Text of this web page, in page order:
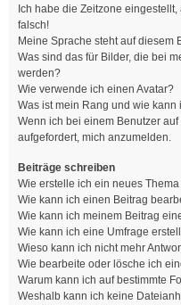
Ich habe die Zeitzone
falsch!
Meine Sprache steht auf diesem
Was sind das für Bilder, die bei
werden?
Wie verwende ich einen Avatar?
Was ist mein Rang und wie kann
Wenn ich bei einem Benutzer
aufgefordert, mich anzumelden.
Beiträge schreiben
Wie erstelle ich ein neues
Wie kann ich einen Beitrag
Wie kann ich meinem Beitrag
Wie kann ich eine Umfrage
Wieso kann ich nicht mehr
Wie bearbeite oder lösche ich
Warum kann ich auf bestimmte
Weshalb kann ich keine